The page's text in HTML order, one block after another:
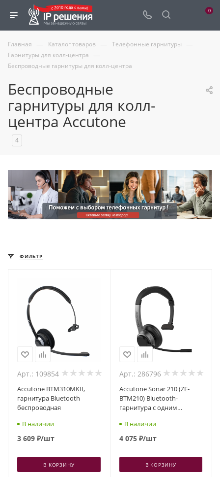
0
Главная — Каталог товаров — Телефонные гарнитуры —
Гарнитуры для колл-центра —
Беспроводные гарнитуры для колл-центра
Беспроводные
гарнитуры для колл-
центра Accutone
4
ФИЛЬТР
Арт.: 109854
Accutone BTM310MKII,
гарнитура Bluetooth
беспроводная
В наличии
3 609 ₽/шт
В КОРЗИНУ
Арт.: 286796
Accutone Sonar 210 (ZE-
BTM210) Bluetooth-
гарнитура с одним
В наличии
4 075₽/шт
В КОРЗИНУ